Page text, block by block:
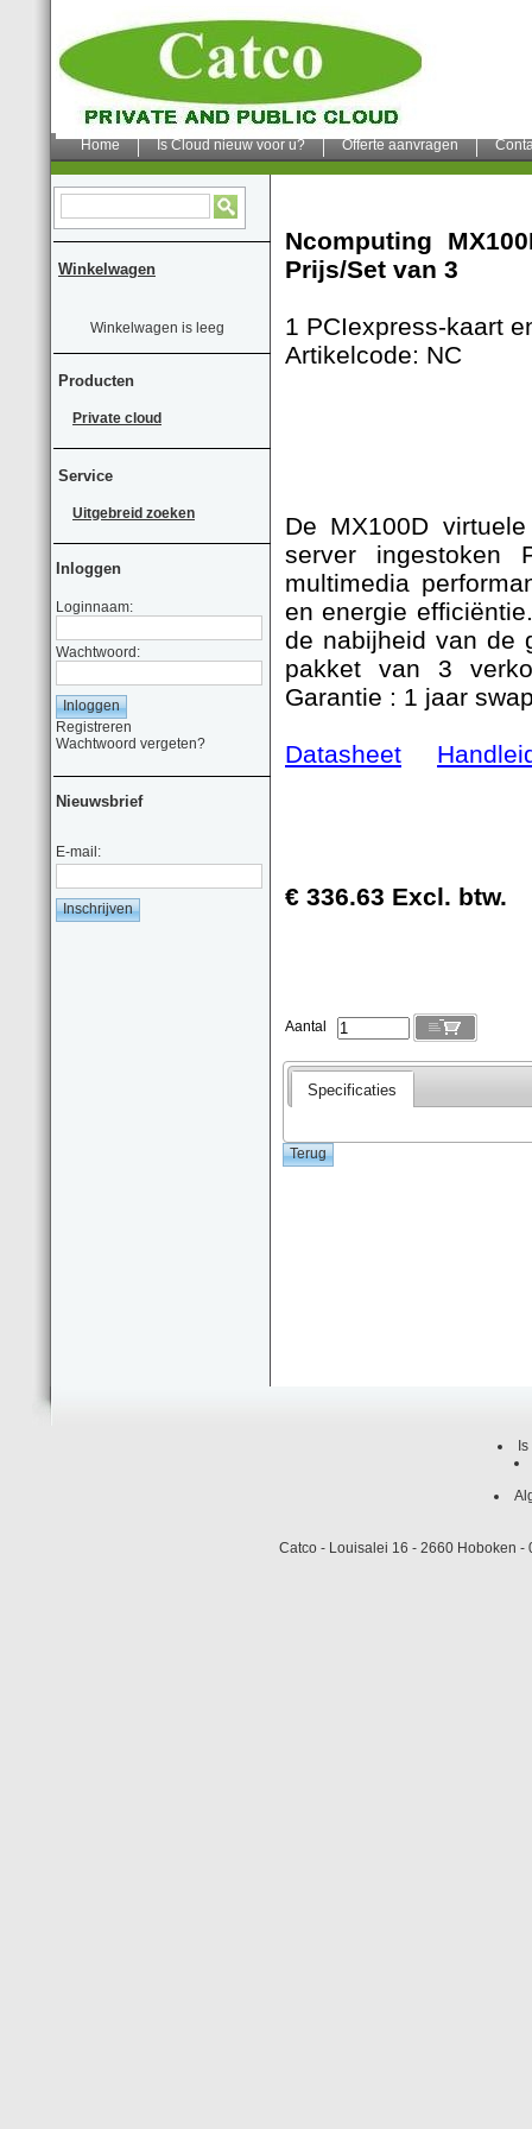
Home Is Cloud nieuw voor u? Offerte aanvragen
Winkelwagen
Winkelwagen is leeg
Producten
Private cloud
Service
Uitgebreid zoeken
Inloggen
Loginnaam:
Wachtwoord:
Registreren
Wachtwoord vergeten?
Nieuwsbrief
E-mail:
Ncomputing
Prijs/Set van 3
1 PCIexpress-kaart
Artikelcode: NC
De MX100D
server ingestoken
multimedia
en energie
de nabijheid van de
pakket van 3
Garantie : 1 jaar
Datasheet
€ 336.63 Excl. btw.
Aantal
Specificaties
Catco - Louisalei 16 - 2660 Hoboken -